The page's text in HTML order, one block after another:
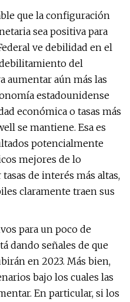
que la configuración
sea positiva para
ve debilidad en el
del
aumentar aún más las
estadounidense
económica o tasas más
se mantiene. Esa es
potencialmente
mejores de lo
de interés más altas,
claramente traen sus
para un poco de
dando señales de que
en 2023. Más bien,
bajo los cuales las
En particular, si los